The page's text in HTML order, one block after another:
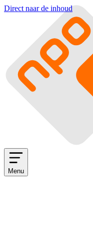
Direct naar de inhoud
Menu